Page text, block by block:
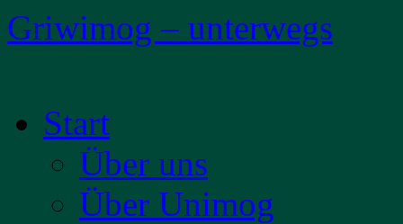
Griwimog – unterwegs
Inhalt
springenStart
Über uns
Über Unimog